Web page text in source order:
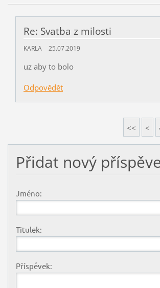
Re: Svatba z milosti
KARLA 25.07.2019
uz aby to bolo
Odpovědět
<< <
Přidat nový
Jméno:
Titulek:
Příspěvek: